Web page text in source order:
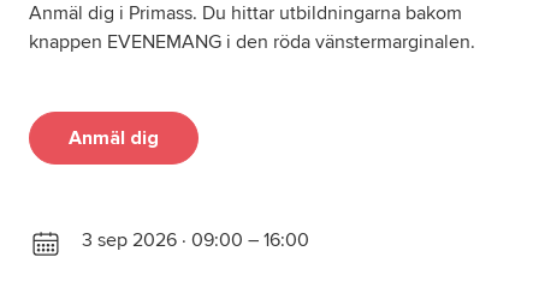
Anmäl dig i Primass. Du hittar utbildningarna bakom
knappen EVENEMANG i den röda vänstermarginalen.
Anmäl dig
3 sep 2026 · 09:00 – 16:00